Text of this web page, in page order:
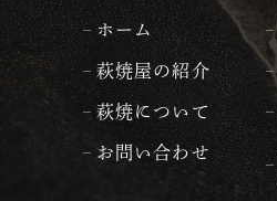
ホーム
萩焼屋の紹介
萩焼について
お問い合わせ